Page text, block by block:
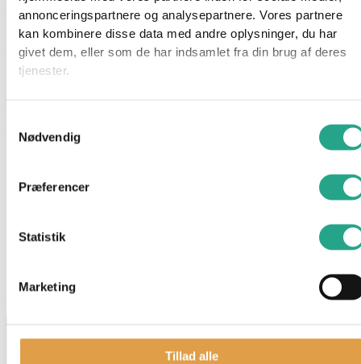
annonceringspartnere og analysepartnere. Vores partnere
kan kombinere disse data med andre oplysninger, du har
givet dem, eller som de har indsamlet fra din brug af deres
tjenester.
Nødvendig
Præferencer
Statistik
Marketing
Tillad alle
finmotorik, mens de har det sjovt. Alle produkterne er
hygiejniske, nemme at rengøre, farveægte og indeholder ingen
små dele, der kan sluges – den ideelle gave til små
opdagelsesrejsende.
Indhold: 2 dele
Dette felt er skjult, når du får vist formularen